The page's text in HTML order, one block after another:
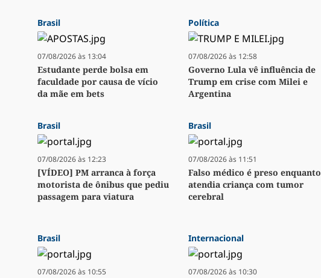
Brasil
07/08/2026 às 13:04
Estudante perde bolsa em
faculdade por causa de vício
da mãe em bets
Política
07/08/2026 às 12:58
Governo Lula vê influência de
Trump em crise com Milei e
Argentina
Brasil
07/08/2026 às 12:23
[VÍDEO] PM arranca à força
motorista de ônibus que pediu
passagem para viatura
Brasil
07/08/2026 às 11:51
Falso médico é preso enquanto
atendia criança com tumor
cerebral
Brasil
07/08/2026 às 10:55
Internacional
07/08/2026 às 10:30